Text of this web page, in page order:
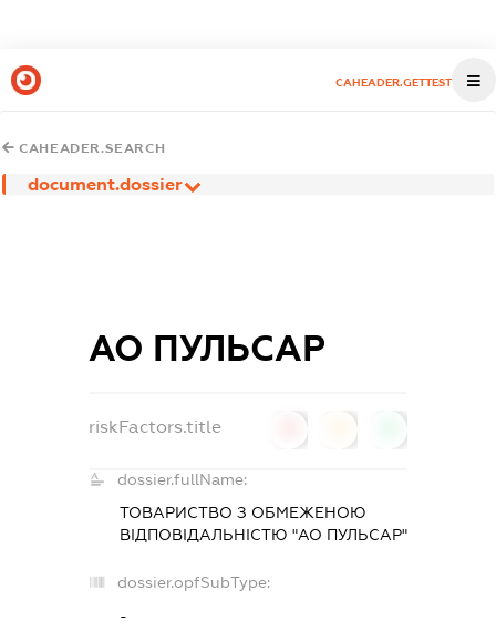
CAHEADER.GETTEST
CAHEADER.SEARCH
document.dossier
АО ПУЛЬСАР
riskFactors.title
dossier.fullName:
ТОВАРИСТВО З ОБМЕЖЕНОЮ
ВІДПОВІДАЛЬНІСТЮ "АО ПУЛЬСАР"
dossier.opfSubType:
-